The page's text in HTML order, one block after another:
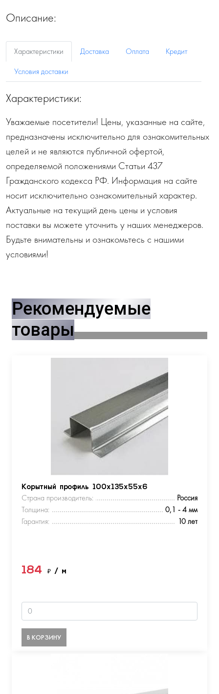
Описание:
Характеристики Доставка Оплата
Кредит
Условия доставки
Характеристики:
Уважаемые посетители! Цены, указанные на сайте,
предназначены исключительно для ознакомительных
целей и не являются публичной офертой,
определяемой положениями Статьи 437
Гражданского кодекса РФ. Информация на сайте
носит исключительно ознакомительный характер.
Актуальные на текущий день цены и условия
поставки вы можете уточнить у наших менеджеров.
Будьте внимательны и ознакомьтесь с нашими
условиями!
Рекомендуемые
товары
Корытный профиль 100х135х55х6
Страна производитель:
Россия
Толщина:
0,1 - 4 мм
Гарантия:
10 лет
184 ₽ / м
В КОРЗИНУ